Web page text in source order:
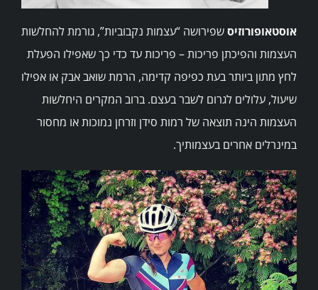
אוסטאופורוזיסשפירושה “עצמות נקבוביות”, גורמת להחלשות
העצמות והפיכתן פריכות – פריכות עד כדי כך שאפילו הפעלת
לחץ מתון ביותר בעת כפיפה קדימה, הרמת שואב אבק או אפילו
שיעול, עלולים לגרום לשבר בעצם. ברוב המקרים היחלשות
העצמות הינה תוצאה של רמות סידן וזרחן נמוכות או מחסור
במינרלים אחרים בעצמותיך.